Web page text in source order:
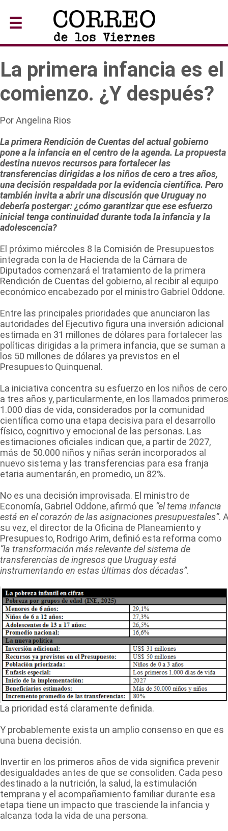
☰
La primera infancia es el
comienzo. ¿Y después?
Por Angelina Rios
La primera Rendición de Cuentas del actual gobierno
pone a la infancia en el centro de la agenda. La propuesta
destina nuevos recursos para fortalecer las
transferencias dirigidas a los niños de cero a tres años,
una decisión respaldada por la evidencia científica. Pero
también invita a abrir una discusión que Uruguay no
debería postergar: ¿cómo garantizar que ese esfuerzo
inicial tenga continuidad durante toda la infancia y la
adolescencia?
El próximo miércoles 8 la Comisión de Presupuestos
integrada con la de Hacienda de la Cámara de
Diputados comenzará el tratamiento de la primera
Rendición de Cuentas del gobierno, al recibir al equipo
económico encabezado por el ministro Gabriel Oddone.
Entre las principales prioridades que anunciaron las
autoridades del Ejecutivo figura una inversión adicional
estimada en 31 millones de dólares para fortalecer las
políticas dirigidas a la primera infancia, que se suman a
los 50 millones de dólares ya previstos en el
Presupuesto Quinquenal.
La iniciativa concentra su esfuerzo en los niños de cero
a tres años y, particularmente, en los llamados primeros
1.000 días de vida, considerados por la comunidad
científica como una etapa decisiva para el desarrollo
físico, cognitivo y emocional de las personas. Las
estimaciones oficiales indican que, a partir de 2027,
más de 50.000 niños y niñas serán incorporados al
nuevo sistema y las transferencias para esa franja
etaria aumentarán, en promedio, un 82%.
No es una decisión improvisada. El ministro de
Economía, Gabriel Oddone, afirmó que “el tema infancia
está en el corazón de las asignaciones presupuestales”.
su vez, el director de la Oficina de Planeamiento y
Presupuesto, Rodrigo Arim, definió esta reforma como
“la transformación más relevante del sistema de
transferencias de ingresos que Uruguay está
instrumentando en estas últimas dos décadas”.
La prioridad está claramente definida.
Y probablemente exista un amplio consenso en que es
una buena decisión.
Invertir en los primeros años de vida significa prevenir
desigualdades antes de que se consoliden. Cada peso
destinado a la nutrición, la salud, la estimulación
temprana y el acompañamiento familiar durante esa
etapa tiene un impacto que trasciende la infancia y
alcanza toda la vida de una persona.